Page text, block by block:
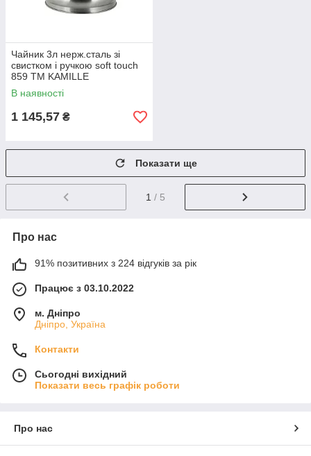
Чайник 3л нерж.сталь зі
свистком і ручкою soft touch
859 ТМ KAMILLE
В наявності
1 145,57 ₴
Показати ще
1 / 5
Про нас
91% позитивних з 224 відгуків за рік
Працює з 03.10.2022
м. Дніпро
Дніпро, Україна
Контакти
Сьогодні вихідний
Показати весь графік роботи
Про нас